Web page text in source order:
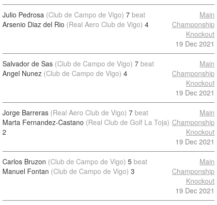
Julio Pedrosa (Club de Campo de Vigo) 7 beat
Arsenio Diaz del Rio (Real Aero Club de Vigo) 4
Main
Champonship
Knockout
19 Dec 2021
Salvador de Sas (Club de Campo de Vigo) 7 beat
Angel Nunez (Club de Campo de Vigo) 4
Main
Champonship
Knockout
19 Dec 2021
Jorge Barreras (Real Aero Club de Vigo) 7 beat
Marta Fernandez-Castano (Real Club de Golf La Toja)
2
Main
Champonship
Knockout
19 Dec 2021
Carlos Bruzon (Club de Campo de Vigo) 5 beat
Manuel Fontan (Club de Campo de Vigo) 3
Main
Champonship
Knockout
19 Dec 2021